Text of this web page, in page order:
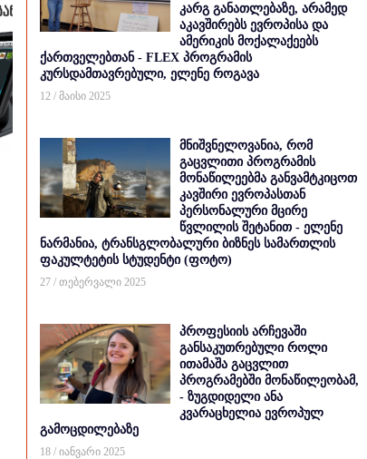
კარგ განათლებაზე, არამედ
აკავშირებს ევროპისა და
ამერიკის მოქალაქეებს
ქართველებთან - FLEX პროგრამის
კურსდამთავრებული, ელენე როგავა
12 / მაისი 2025
მნიშვნელოვანია, რომ
გაცვლითი პროგრამის
მონაწილეებმა განვამტკიცოთ
კავშირი ევროპასთან
პერსონალური მცირე
წვლილის შეტანით - ელენე
ნარმანია, ტრანსგლობალური ბიზნეს სამართლის
ფაკულტეტის სტუდენტი (ფოტო)
27 / თებერვალი 2025
პროფესიის არჩევაში
განსაკუთრებული როლი
ითამაშა გაცვლით
პროგრამებში მონაწილეობამ,
- ზუგდიდელი ანა
კვარაცხელია ევროპულ
გამოცდილებაზე
18 / იანვარი 2025